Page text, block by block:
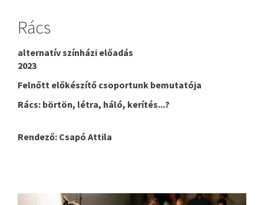
Rács
alternatív színházi előadás
2023
Felnőtt előkészítő csoportunk bemutatója
Rács: börtön, létra, háló, kerítés...?
Rendező: Csapó Attila